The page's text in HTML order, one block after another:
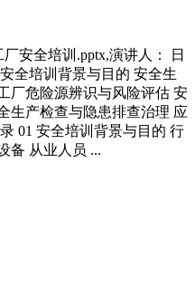
安全培训.pptx,演讲人： 日
全培训背景与目的 安全生
厂危险源辨识与风险评估 安
生产检查与隐患排查治理 应
01 安全培训背景与目的 行
备 从业人员 ...